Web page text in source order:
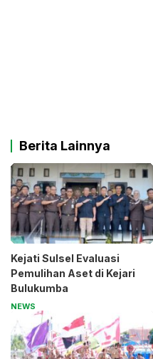
Berita Lainnya
Kejati Sulsel Evaluasi
Pemulihan Aset di Kejari
Bulukumba
NEWS